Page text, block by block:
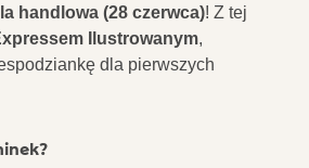
handlowa (28 czerwca)! Z tej
Ilustrowanym,
dla pierwszych